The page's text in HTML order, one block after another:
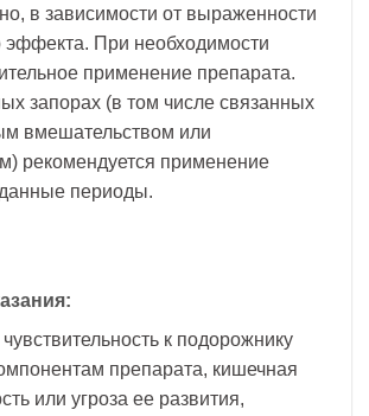
в зависимости от выраженности
эффекта. При необходимости
применение препарата.
запорах (в том числе связанных
вмешательством или
рекомендуется применение
периоды.
к подорожнику
препарата, кишечная
или угроза ее развития,